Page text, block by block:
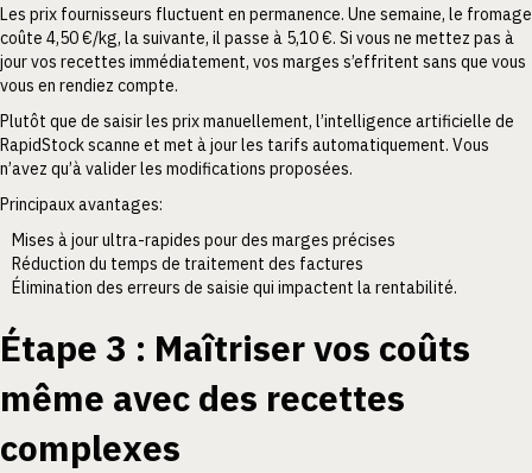
Les prix fournisseurs fluctuent en permanence. Une semaine, le fromage
coûte 4,50 €/kg, la suivante, il passe à 5,10 €. Si vous ne mettez pas à
jour vos recettes immédiatement, vos marges s’effritent sans que vous
vous en rendiez compte.
Plutôt que de saisir les prix manuellement, l’intelligence artificielle de
RapidStock scanne et met à jour les tarifs automatiquement. Vous
n’avez qu’à valider les modifications proposées.
Principaux avantages:
Mises à jour ultra-rapides pour des marges précises
Réduction du temps de traitement des factures
Élimination des erreurs de saisie qui impactent la rentabilité.
Étape 3 : Maîtriser vos coûts
même avec des recettes
complexes